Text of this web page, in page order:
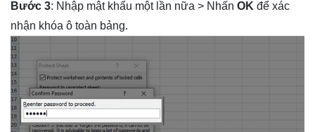
Bước 3: Nhập mật khẩu một lần nữa > Nhấn OK để xác
nhận khóa ô toàn bảng.